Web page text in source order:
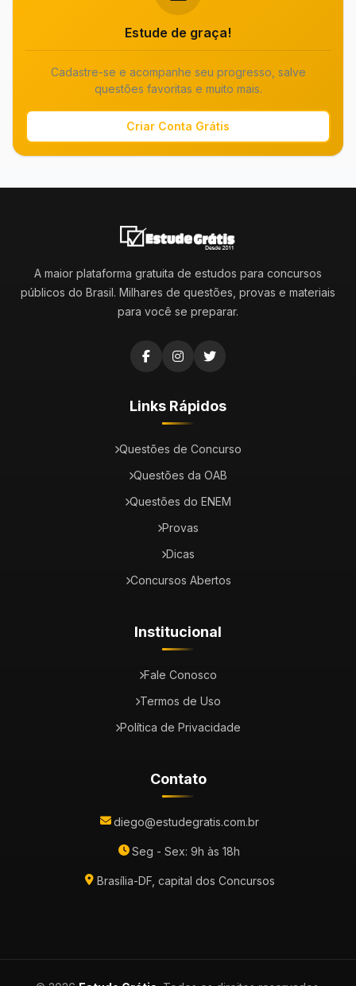
Estude de graça!
Cadastre-se e acompanhe seu progresso, salve
questões favoritas e muito mais.
Criar Conta Grátis
A maior plataforma gratuita de estudos para concursos
públicos do Brasil. Milhares de questões, provas e materiais
para você se preparar.
Links Rápidos
Questões de Concurso
Questões da OAB
Questões do ENEM
Provas
Dicas
Concursos Abertos
Institucional
Fale Conosco
Termos de Uso
Política de Privacidade
Contato
diego@estudegratis.com.br
Seg - Sex: 9h às 18h
Brasília-DF, capital dos Concursos